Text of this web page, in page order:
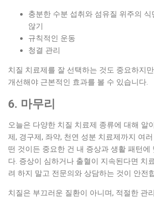
충분한 수분 섭취와 섬유질 위주의 식
않기
규칙적인 운동
청결 관리
치질 치료제를 잘 선택하는 것도 중요하지
개선해야 근본적인 효과를 볼 수 있습니다.
6. 마무리
오늘은 다양한 치질 치료제 종류에 대해 알
제, 경구제, 좌약, 천연 성분 치료제까지 여
떤 것이든 중요한 건 내 증상과 생활 패턴에
다. 증상이 심하거나 출혈이 지속된다면 치
려 하지 말고 전문의와 상담하는 것이 안전
치질은 부끄러운 질환이 아니며, 적절한 관